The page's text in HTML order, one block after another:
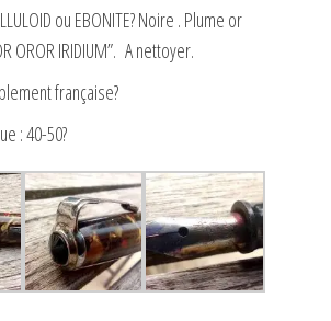
ou EBONITE? Noire . Plume or
OROR IRIDIUM”. A nettoyer.
française?
: 40-50?